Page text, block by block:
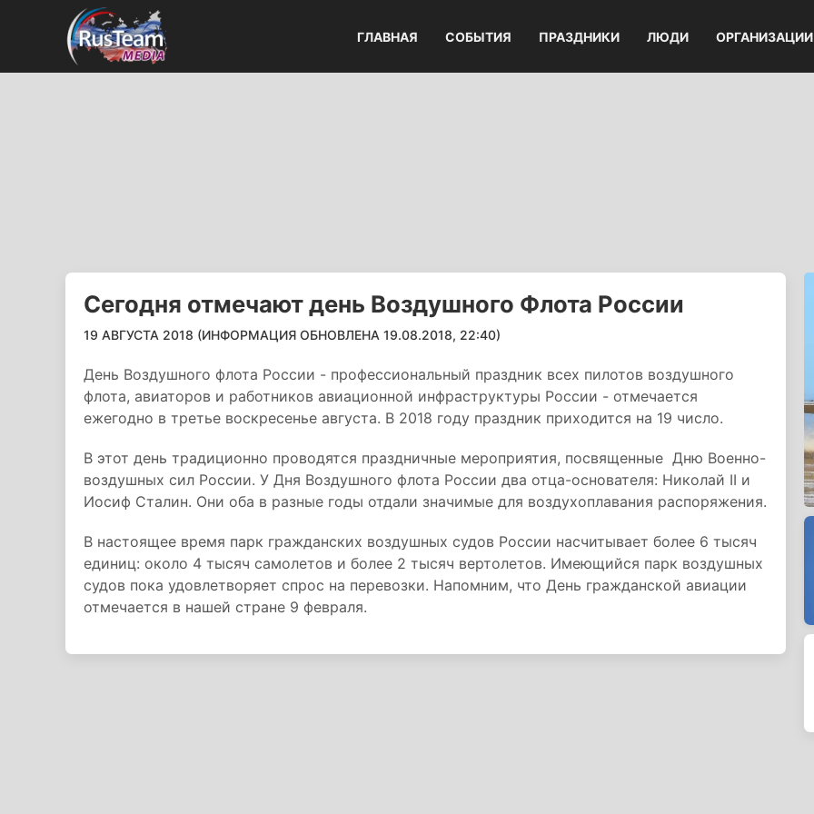
ГЛАВНАЯ СОБЫТИЯ ПРАЗДНИКИ ЛЮДИ ОРГАНИЗАЦИИ
Сегодня отмечают день Воздушного Флота России
19 АВГУСТА 2018 (ИНФОРМАЦИЯ ОБНОВЛЕНА 19.08.2018, 22:40)
День Воздушного флота России - профессиональный праздник всех пилотов воздушного
флота, авиаторов и работников авиационной инфраструктуры России - отмечается
ежегодно в третье воскресенье августа. В 2018 году праздник приходится на 19 число.
В этот день традиционно проводятся праздничные мероприятия, посвященные Дню Военно-
воздушных сил России. У Дня Воздушного флота России два отца-основателя: Николай II и
Иосиф Сталин. Они оба в разные годы отдали значимые для воздухоплавания распоряжения.
В настоящее время парк гражданских воздушных судов России насчитывает более 6 тысяч
единиц: около 4 тысяч самолетов и более 2 тысяч вертолетов. Имеющийся парк воздушных
судов пока удовлетворяет спрос на перевозки. Напомним, что День гражданской авиации
отмечается в нашей стране 9 февраля.